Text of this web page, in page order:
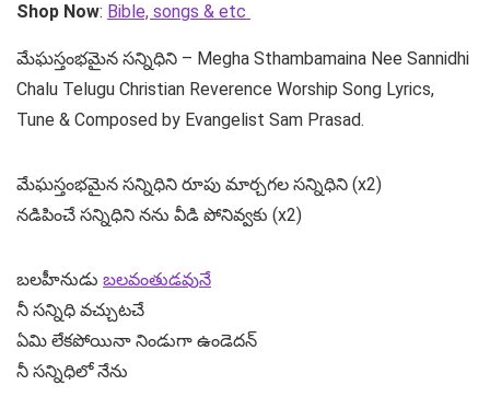
Shop Now: Bible, songs & etc
మేఘస్తంభమైన సన్నిధిని – Megha Sthambamaina Nee Sannidhi
Chalu Telugu Christian Reverence Worship Song Lyrics,
Tune & Composed by Evangelist Sam Prasad.
మేఘస్తంభమైన సన్నిధిని రూపు మార్చగల సన్నిధిని (x2)
నడిపించే సన్నిధిని నను వీడి పోనివ్వకు (x2)
బలహీనుడు బలవంతుడవునే
నీ సన్నిధి వచ్చుటచే
ఏమి లేకపోయినా నిండుగా ఉండెదన్
నీ సన్నిధిలో నేను